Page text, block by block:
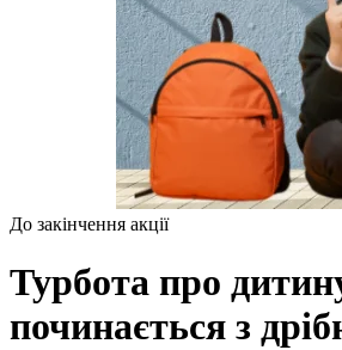
До закінчення акції
Турбота про
починається з